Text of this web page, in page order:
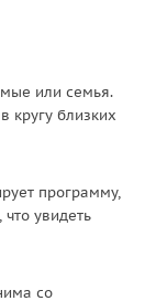
пивоварен —
туда и
германский
или семья.
кругу близких
программу,
увидеть
со